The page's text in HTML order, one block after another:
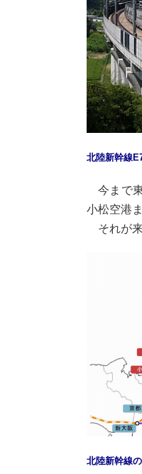
北陸新幹線
今まで東
小松空港
それが来
北陸新幹線